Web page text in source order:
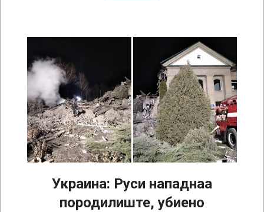
Украина: Руси нападнаа
породилиште, убиено